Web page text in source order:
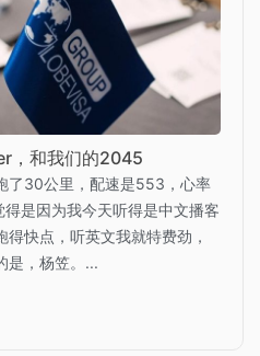
，和我们的2045
了30公里，配速是553，心率
是因为我今天听得是中文播客
快点，听英文我就特费劲，
是，杨笠。...